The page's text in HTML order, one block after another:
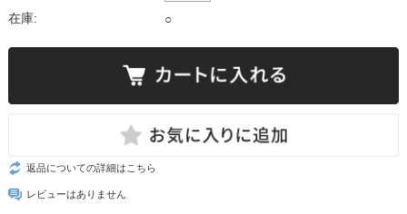
在庫: ○
返品についての詳細はこちら
レビューはありません